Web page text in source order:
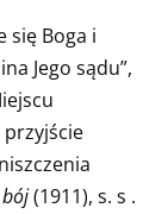
się Boga i
Jego sądu”,
przyjście
(1911), s. s .